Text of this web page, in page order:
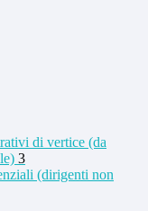
di vertice (da
3
(dirigenti non